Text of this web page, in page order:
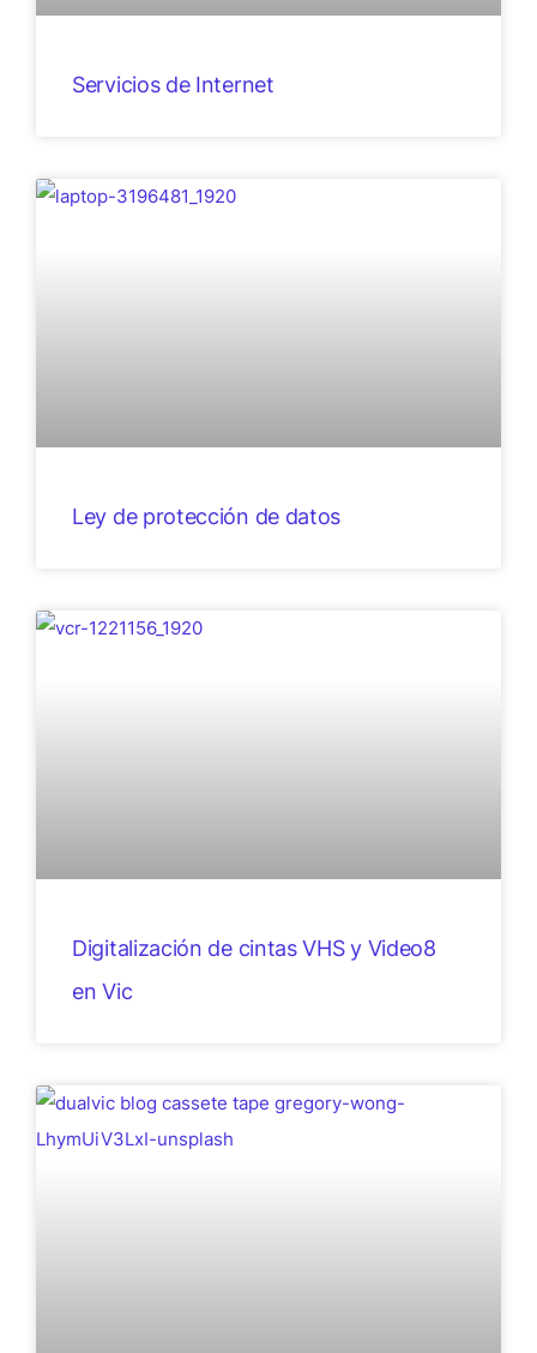
Servicios de Internet
Ley de protección de datos
Digitalización de cintas VHS y Video8
en Vic